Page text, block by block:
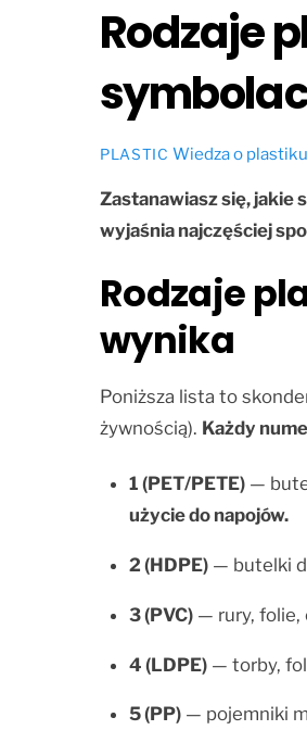
Rodzaje
PLASTIC Wiedza o
Zastanawiasz się, jakie
wyjaśnia najczęściej
Rodzaje
wynika
Poniższa lista to
żywnością). Każdy
1 (PET/PETE)—
użycie do napojów.
2 (HDPE)— butelki
3 (PVC)— rury, folie,
4 (LDPE)— torby,
5 (PP)— pojemniki